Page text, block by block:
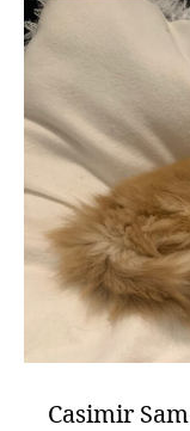
Casimir Sam